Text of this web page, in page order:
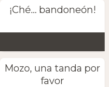
¡Ché... bandoneón!
Mozo, una tanda por
favor